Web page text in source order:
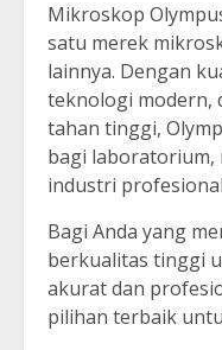
Mikroskop
satu merek
lainnya. Dengan
teknologi modern,
tahan tinggi,
bagi laboratorium,
industri
Bagi Anda yang
berkualitas tinggi
akurat dan
pilihan terbaik